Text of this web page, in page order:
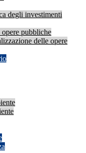
degli investimenti
pubbliche
delle opere